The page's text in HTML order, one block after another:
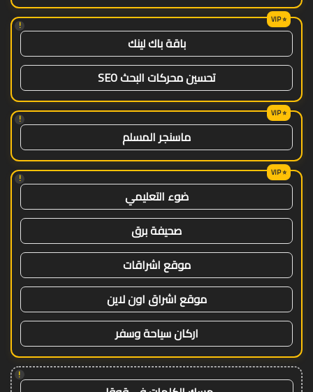
!
باقة باك لينك
تحسين محركات البحث SEO
!
ماسنجر المسلم
!
ضوء التعليمي
صحيفة برق
موقع اشراقات
موقع اشراق اون لاين
اركان سياحة وسفر
!